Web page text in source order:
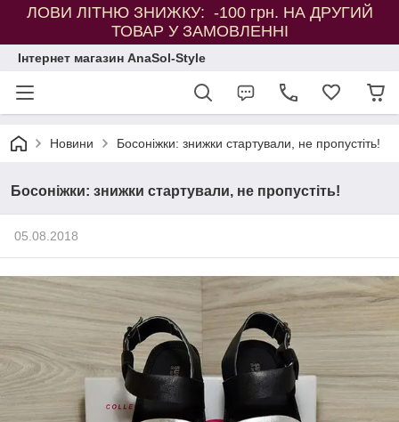
ЛОВИ ЛІТНЮ ЗНИЖКУ: -100 грн. НА ДРУГИЙ
ТОВАР У ЗАМОВЛЕННІ
Інтернет магазин AnaSol-Style
Новини Босоніжки: знижки стартували, не пропустіть!
Босоніжки: знижки стартували, не пропустіть!
05.08.2018